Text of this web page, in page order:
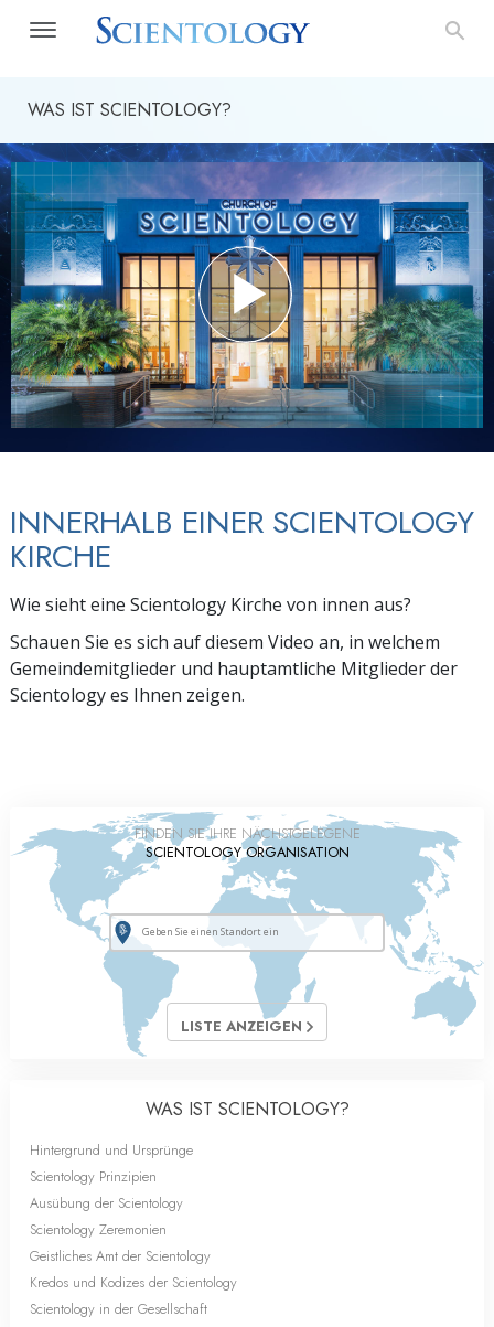
WAS IST SCIENTOLOGY?
INNERHALB EINER SCIENTOLOGY
KIRCHE
Wie sieht eine Scientology Kirche von innen aus?
Schauen Sie es sich auf diesem Video an, in welchem
Gemeindemitglieder und hauptamtliche Mitglieder der
Scientology es Ihnen zeigen.
FINDEN SIE IHRE NÄCHSTGELEGENE
SCIENTOLOGY ORGANISATION
LISTE ANZEIGEN
WAS IST SCIENTOLOGY?
Hintergrund und Ursprünge
Scientology Prinzipien
Ausübung der Scientology
Scientology Zeremonien
Geistliches Amt der Scientology
Kredos und Kodizes der Scientology
Scientology in der Gesellschaft